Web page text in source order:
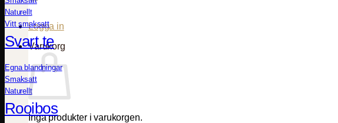
Logga in
Varukorg
Inga produkter i varukorgen.
Naturellt
Vitt smaksatt
Svart te
Egna blandningar
Smaksatt
Naturellt
Rooibos